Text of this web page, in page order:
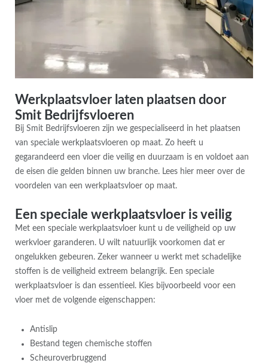
Werkplaatsvloer laten plaatsen door
Smit Bedrijfsvloeren
Bij Smit Bedrijfsvloeren zijn we gespecialiseerd in het plaatsen
van speciale werkplaatsvloeren op maat. Zo heeft u
gegarandeerd een vloer die veilig en duurzaam is en voldoet aan
de eisen die gelden binnen uw branche. Lees hier meer over de
voordelen van een werkplaatsvloer op maat.
Een speciale werkplaatsvloer is veilig
Met een speciale werkplaatsvloer kunt u de veiligheid op uw
werkvloer garanderen. U wilt natuurlijk voorkomen dat er
ongelukken gebeuren. Zeker wanneer u werkt met schadelijke
stoffen is de veiligheid extreem belangrijk. Een speciale
werkplaatsvloer is dan essentieel. Kies bijvoorbeeld voor een
vloer met de volgende eigenschappen:
Antislip
Bestand tegen chemische stoffen
Scheuroverbruggend